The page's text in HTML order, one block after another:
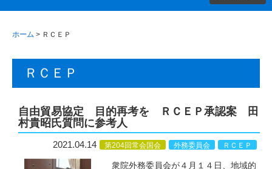
ホーム > ＲＣＥＰ
ＲＣＥＰ
自由貿易協定 目的再考を ＲＣＥＰ承認案 田
村貴昭氏質問に参考人
2021.04.14 第204回常会国会 外務委員会 ＲＣＥＰ
衆院外務委員会が４月１４日、地域的